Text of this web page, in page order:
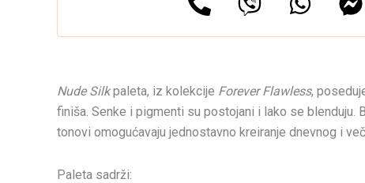
Nude Silkpaleta, iz kolekcije Forever Flawless,
finiša. Senke i pigmenti su postojani i lako se blenduju.
tonovi omogućavaju jednostavno kreiranje dnevnog i
Paleta sadrži: